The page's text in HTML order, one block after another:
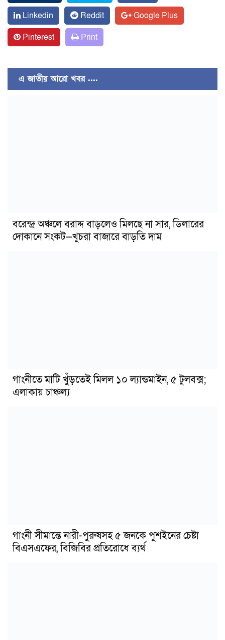
Linkedin
Reddit
Google Plus
Pinterest
Print
এ জাতীয় আরো খবর ....
বরেন্দ্র অঞ্চলে বরাদ্দ বাড়লেও মিলছে না সার, ডিলারের
দোকানে সংকট—খুচরা বাজারে বাড়তি দাম
গাংনীতে মাটি খুঁড়তেই মিলল ১০ ল্যান্ডমাইন, ৫ টুলবক্স;
এলাকায় চাঞ্চল্য
গাংনী সীমান্তে নারী-পুরুষসহ ৫ জনকে পুশইনের চেষ্টা
বিএসএফের, বিজিবির প্রতিরোধে ব্যর্থ